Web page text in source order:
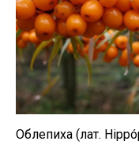
Облепиха (лат.